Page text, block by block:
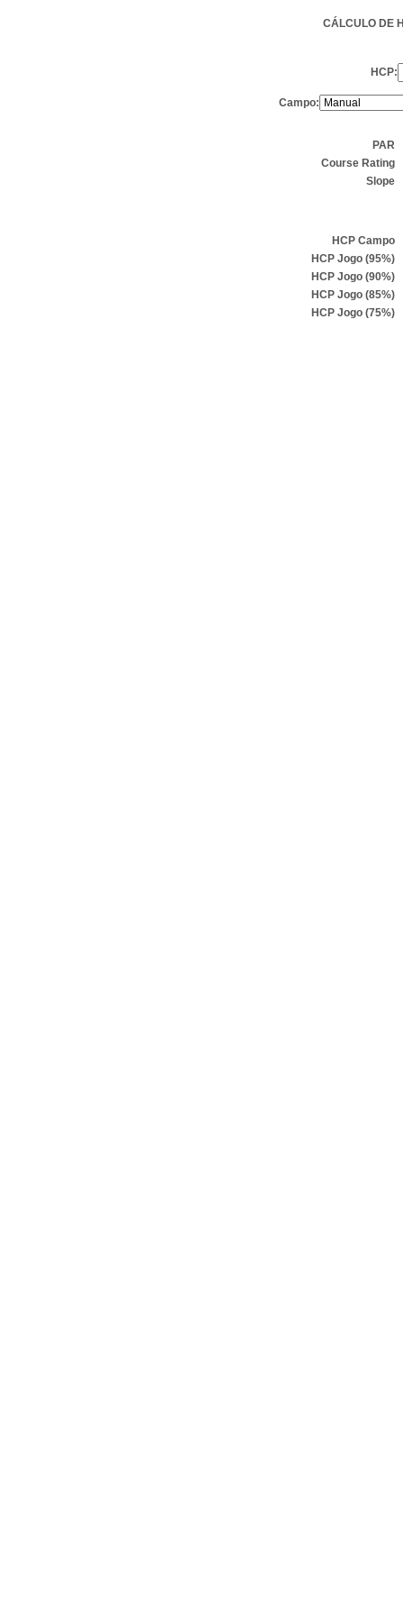
CÁLCULO DE
HCP:
Campo:
PAR
Course Rating
Slope
HCP Campo
HCP Jogo (95%)
HCP Jogo (90%)
HCP Jogo (85%)
HCP Jogo (75%)